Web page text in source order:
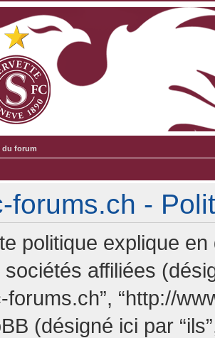
du forum
forums.ch -
politique explique
affiliées
forums.ch”, “http://
(désigné ici par